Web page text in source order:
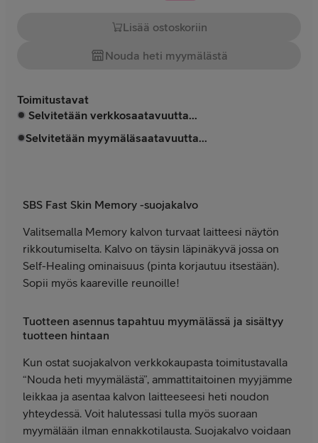
Lisää ostoskoriin
Nouda heti myymälästä
Toimitustavat
Selvitetään verkkosaatavuutta...
Selvitetään myymäläsaatavuutta...
SBS Fast Skin Memory -suojakalvo
Valitsemalla Memory kalvon turvaat laitteesi näytön
rikkoutumiselta. Kalvo on täysin läpinäkyvä jossa on
Self-Healing ominaisuus (pinta korjautuu itsestään).
Sopii myös kaareville reunoille!
Tuotteen asennus tapahtuu myymälässä ja sisältyy
tuotteen hintaan
Kun ostat suojakalvon verkkokaupasta toimitustavalla
“Nouda heti myymälästä”, ammattitaitoinen myyjämme
leikkaa ja asentaa kalvon laitteeseesi heti noudon
yhteydessä. Voit halutessasi tulla myös suoraan
myymälään ilman ennakkotilausta. Suojakalvo voidaan